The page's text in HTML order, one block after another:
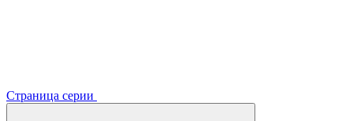
Страница серии